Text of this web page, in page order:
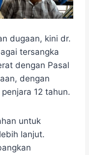
dugaan, kini dr.
tersangka
dengan Pasal
dengan
12 tahun.
untuk
lanjut.